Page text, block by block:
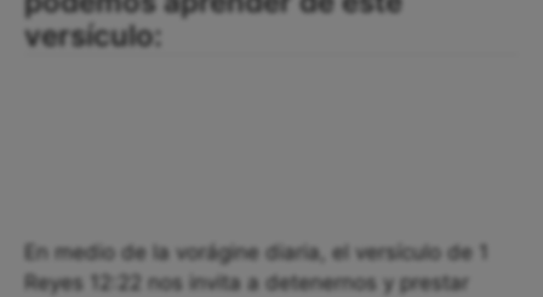
versículo:
En medio de la vorágine diaria, el versículo de 1
Reyes 12:22 nos invita a detenernos y prestar